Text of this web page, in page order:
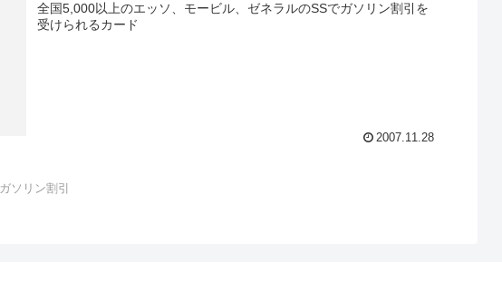
全国5,000以上のエッソ、モービル、ゼネラルのSSでガソリン割引を
受けられるカード
2007.11.28
ガソリン割引